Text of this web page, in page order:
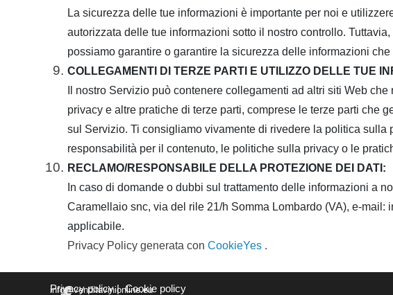
La sicurezza delle tue informazioni è importante per noi e
autorizzata delle tue informazioni sotto il nostro controllo.
possiamo garantire o garantire la sicurezza delle informazioni
COLLEGAMENTI DI TERZE PARTI E UTILIZZO DELLE TUE
Il nostro Servizio può contenere collegamenti ad altri siti Web
privacy e altre pratiche di terze parti, comprese le terze parti che
sul Servizio. Ti consigliamo vivamente di rivedere la politica sulla
responsabilità per il contenuto, le politiche sulla privacy o le
RECLAMO/RESPONSABILE DELLA PROTEZIONE DEI DATI:
In caso di domande o dubbi sul trattamento delle informazioni a
Caramellaio snc, via del rile 21/h Somma Lombardo (VA), e-mail:
applicabile.
Privacy Policy generata conCookieYes .
Privacy policy|Cookie policy
info@venditavinionline.eu